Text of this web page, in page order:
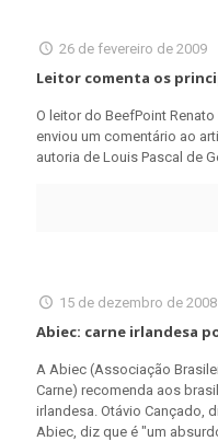
26 de fevereiro de 2009
Leitor comenta os
O leitor do BeefPoint
enviou um comentário ao
autoria de Louis Pascal de
15 de dezembro de 2008
Abiec: carne irlandesa
A Abiec (Associação
Carne) recomenda aos
irlandesa. Otávio Cançado,
Abiec, diz que é "um